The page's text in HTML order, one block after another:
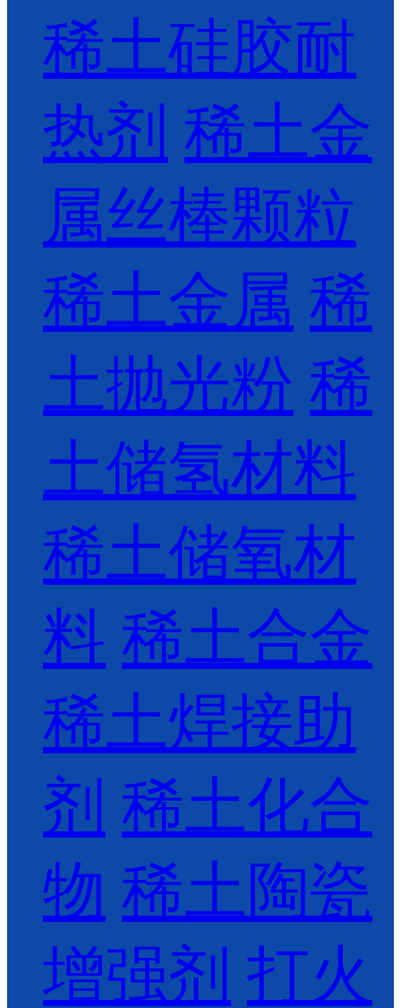
稀土硅胶耐
热剂 稀土金
属丝棒颗粒
稀土金属 稀
土抛光粉 稀
土储氢材料
稀土储氧材
料 稀土合金
稀土焊接助
剂 稀土化合
物 稀土陶瓷
增强剂 打火